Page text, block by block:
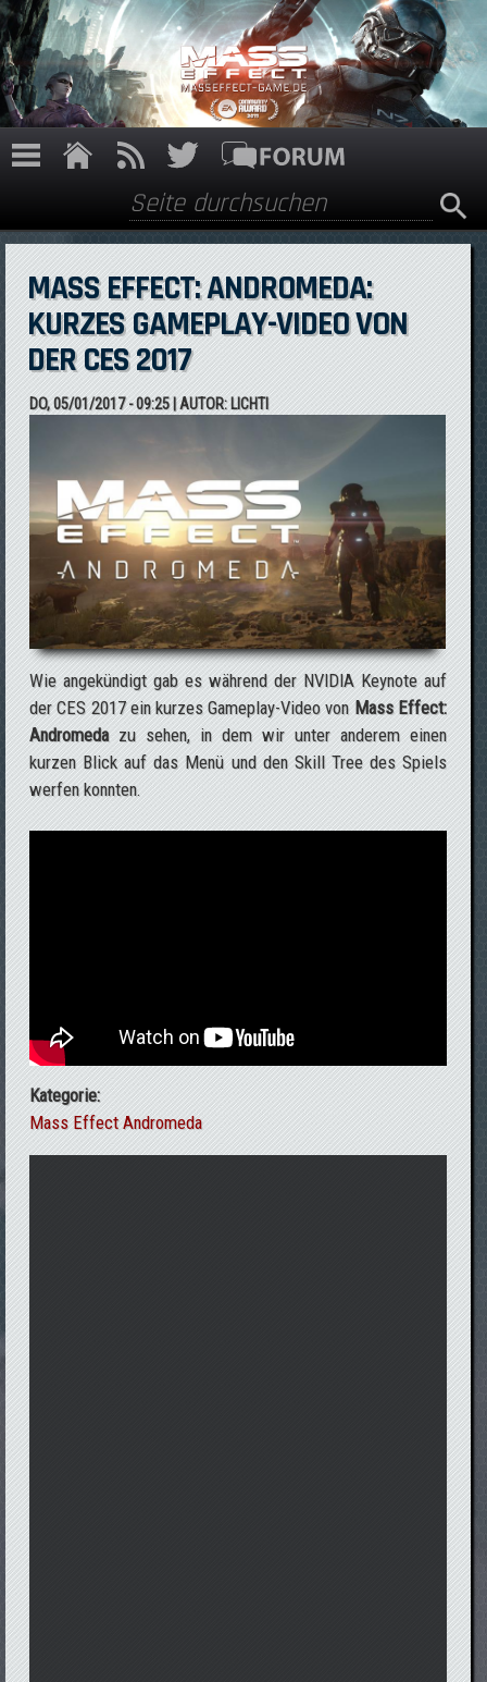
Direkt zum Inhalt
Suchformular
Suche
MASS EFFECT: ANDROMEDA:
KURZES GAMEPLAY-VIDEO VON
DER CES 2017
DO, 05/01/2017 - 09:25| AUTOR: LICHTI
Wie angekündigt gab es während der NVIDIA Keynote auf
der CES 2017 ein kurzes Gameplay-Video vonMass Effect:
Andromedazu sehen, in dem wir unter anderem einen
kurzen Blick auf das Menü und den Skill Tree des Spiels
werfen konnten.
Kategorie:
Mass Effect Andromeda